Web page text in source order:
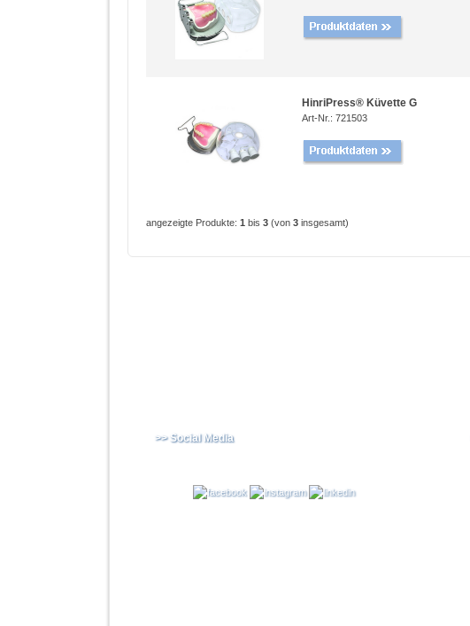
HinriPress® Küvette G
Art-Nr.: 721503
angezeigte Produkte: 1 bis 3 (von 3 insgesamt)
>> Social Media